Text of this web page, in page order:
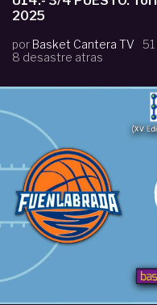
2025
por Basket Cantera TV
8 desastre atras